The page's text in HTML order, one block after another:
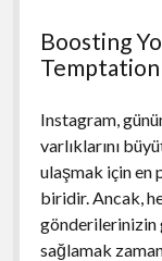
Boosting
Temptation
Instagram,
varlıklarını
ulaşmak için en
biridir. Ancak,
gönderilerinizin
sağlamak